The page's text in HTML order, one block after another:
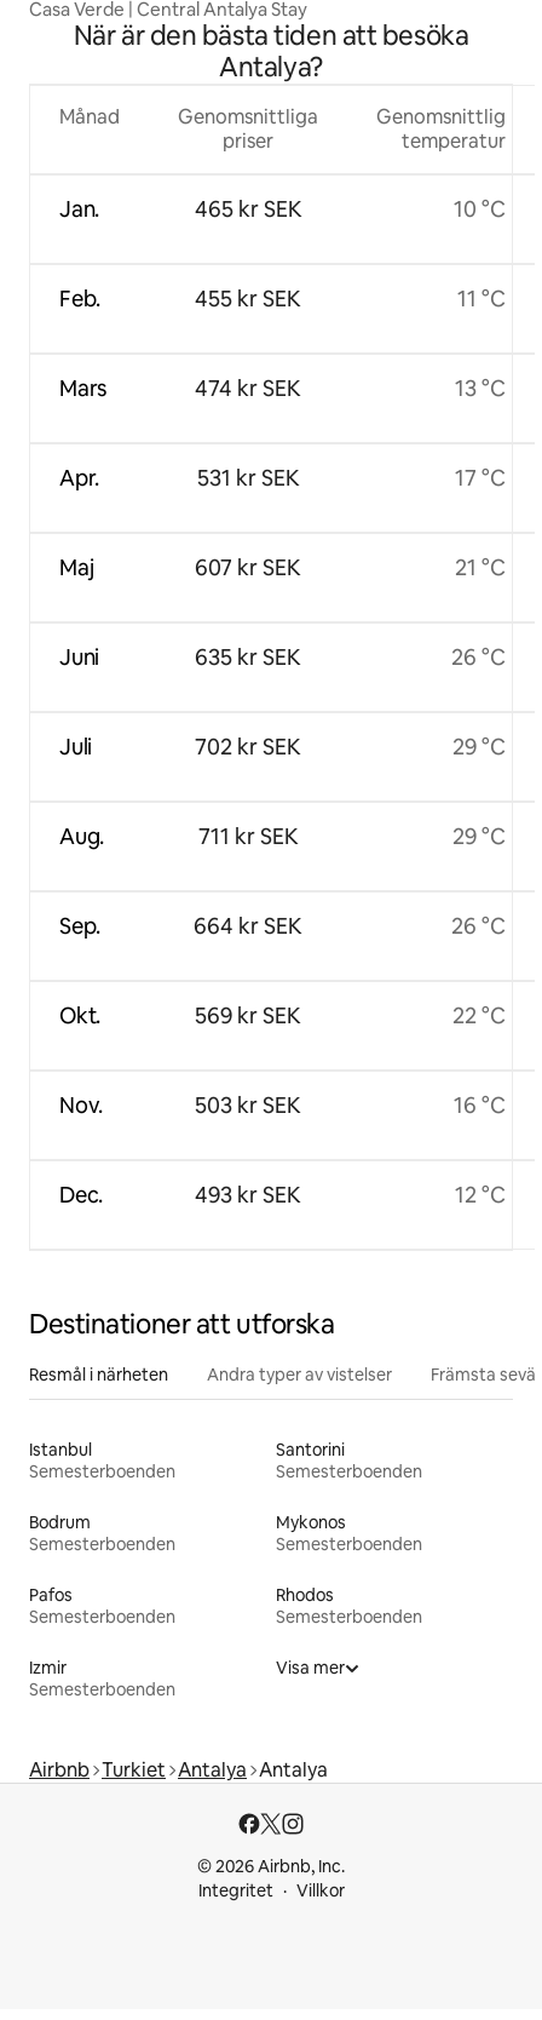
Casa Verde | Central Antalya Stay
När är den bästa tiden att besöka
Antalya?
Månad
Jan.
Feb.
Mars
Apr.
Maj
Juni
Juli
Aug.
Sep.
Okt.
Nov.
Dec.
Genomsnittliga
priser
465 kr SEK
455 kr SEK
474 kr SEK
531 kr SEK
607 kr SEK
635 kr SEK
702 kr SEK
711 kr SEK
664 kr SEK
569 kr SEK
503 kr SEK
493 kr SEK
Genomsnittlig
temperatur
10 °C
11 °C
13 °C
17 °C
21 °C
26 °C
29 °C
29 °C
26 °C
22 °C
16 °C
12 °C
Destinationer att utforska
Resmål i närheten Andra typer av vistelser Främsta
Istanbul
Semesterboenden
Santorini
Semesterboenden
Bodrum
Semesterboenden
Mykonos
Semesterboenden
Pafos
Semesterboenden
Rhodos
Semesterboenden
Izmir
Semesterboenden
Visa mer
Airbnb Turkiet Antalya Antalya
© 2026 Airbnb, Inc.
Integritet
Villkor